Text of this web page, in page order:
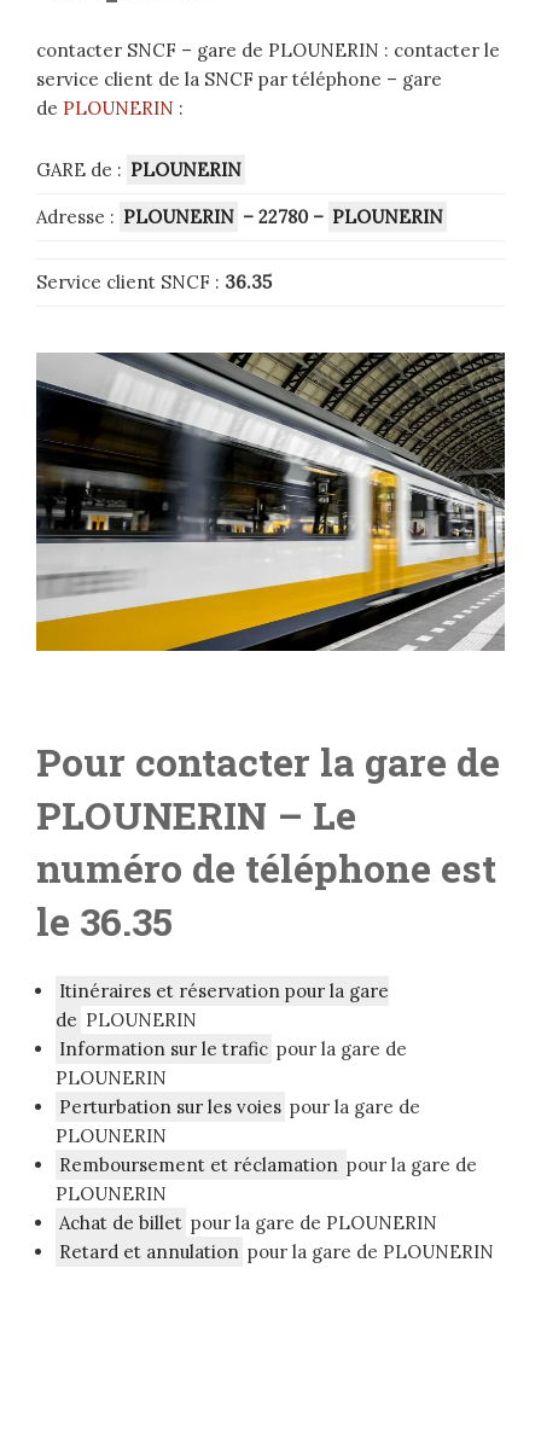
contacter SNCF – gare de PLOUNERIN : contacter le
service client de la SNCF par téléphone – gare
de PLOUNERIN :
GARE de : PLOUNERIN
Adresse : PLOUNERIN – 22780 – PLOUNERIN
Service client SNCF : 36.35
Pour contacter la gare de
PLOUNERIN – Le
numéro de téléphone est
le 36.35
Itinéraires et réservation pour la gare
de PLOUNERIN
Information sur le trafic pour la gare de
PLOUNERIN
Perturbation sur les voies pour la gare de
PLOUNERIN
Remboursement et réclamation pour la gare de
PLOUNERIN
Achat de billet pour la gare de PLOUNERIN
Retard et annulation pour la gare de PLOUNERIN